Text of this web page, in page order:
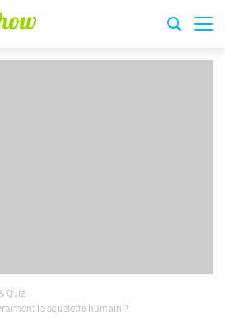
Quiz
le squelette humain ?